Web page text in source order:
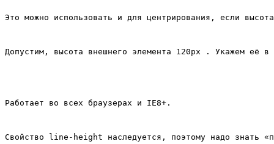
Это можно использовать и для центрирования, если
Допустим, высота внешнего элемента 120px . Укажем
Работает во всех браузерах и IE8+.
Свойство line-height наследуется, поэтому надо знать